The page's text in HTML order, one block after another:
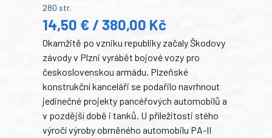
280 str.
14,50 € / 380,00 Kč
Okamžitě po vzniku republiky začaly Škodovy
závody v Plzni vyrábět bojové vozy pro
československou armádu. Plzeňské
konstrukční kanceláři se podařilo navrhnout
jedinečné projekty pancéřových automobilů a
v pozdější době i tanků. U příležitosti stého
výročí výroby obrněného automobilu PA-II